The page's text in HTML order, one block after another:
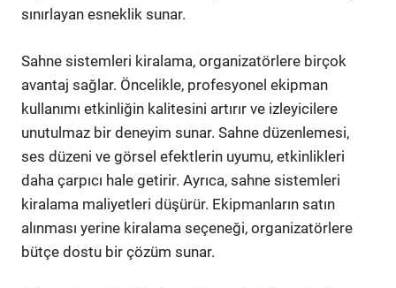
sınırlayan esneklik sunar.
Sahne sistemleri kiralama, organizatörlere birçok
avantaj sağlar. Öncelikle, profesyonel ekipman
kullanımı etkinliğin kalitesini artırır ve izleyicilere
unutulmaz bir deneyim sunar. Sahne düzenlemesi,
ses düzeni ve görsel efektlerin uyumu, etkinlikleri
daha çarpıcı hale getirir. Ayrıca, sahne sistemleri
kiralama maliyetleri düşürür. Ekipmanların satın
alınması yerine kiralama seçeneği, organizatörlere
bütçe dostu bir çözüm sunar.